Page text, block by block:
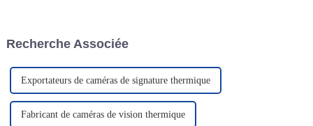
vous ?
Recherche Associée
Exportateurs de caméras de signature thermique
Fabricant de caméras de vision thermique